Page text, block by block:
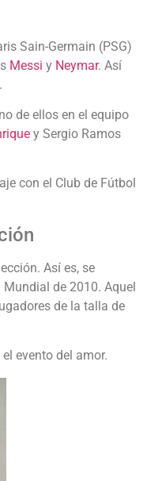
Sain-Germain (PSG)
Messi y Neymar. Así
de ellos en el equipo
y Sergio Ramos
con el Club de Fútbol
Así es, se
de 2010. Aquel
de la talla de
evento del amor.